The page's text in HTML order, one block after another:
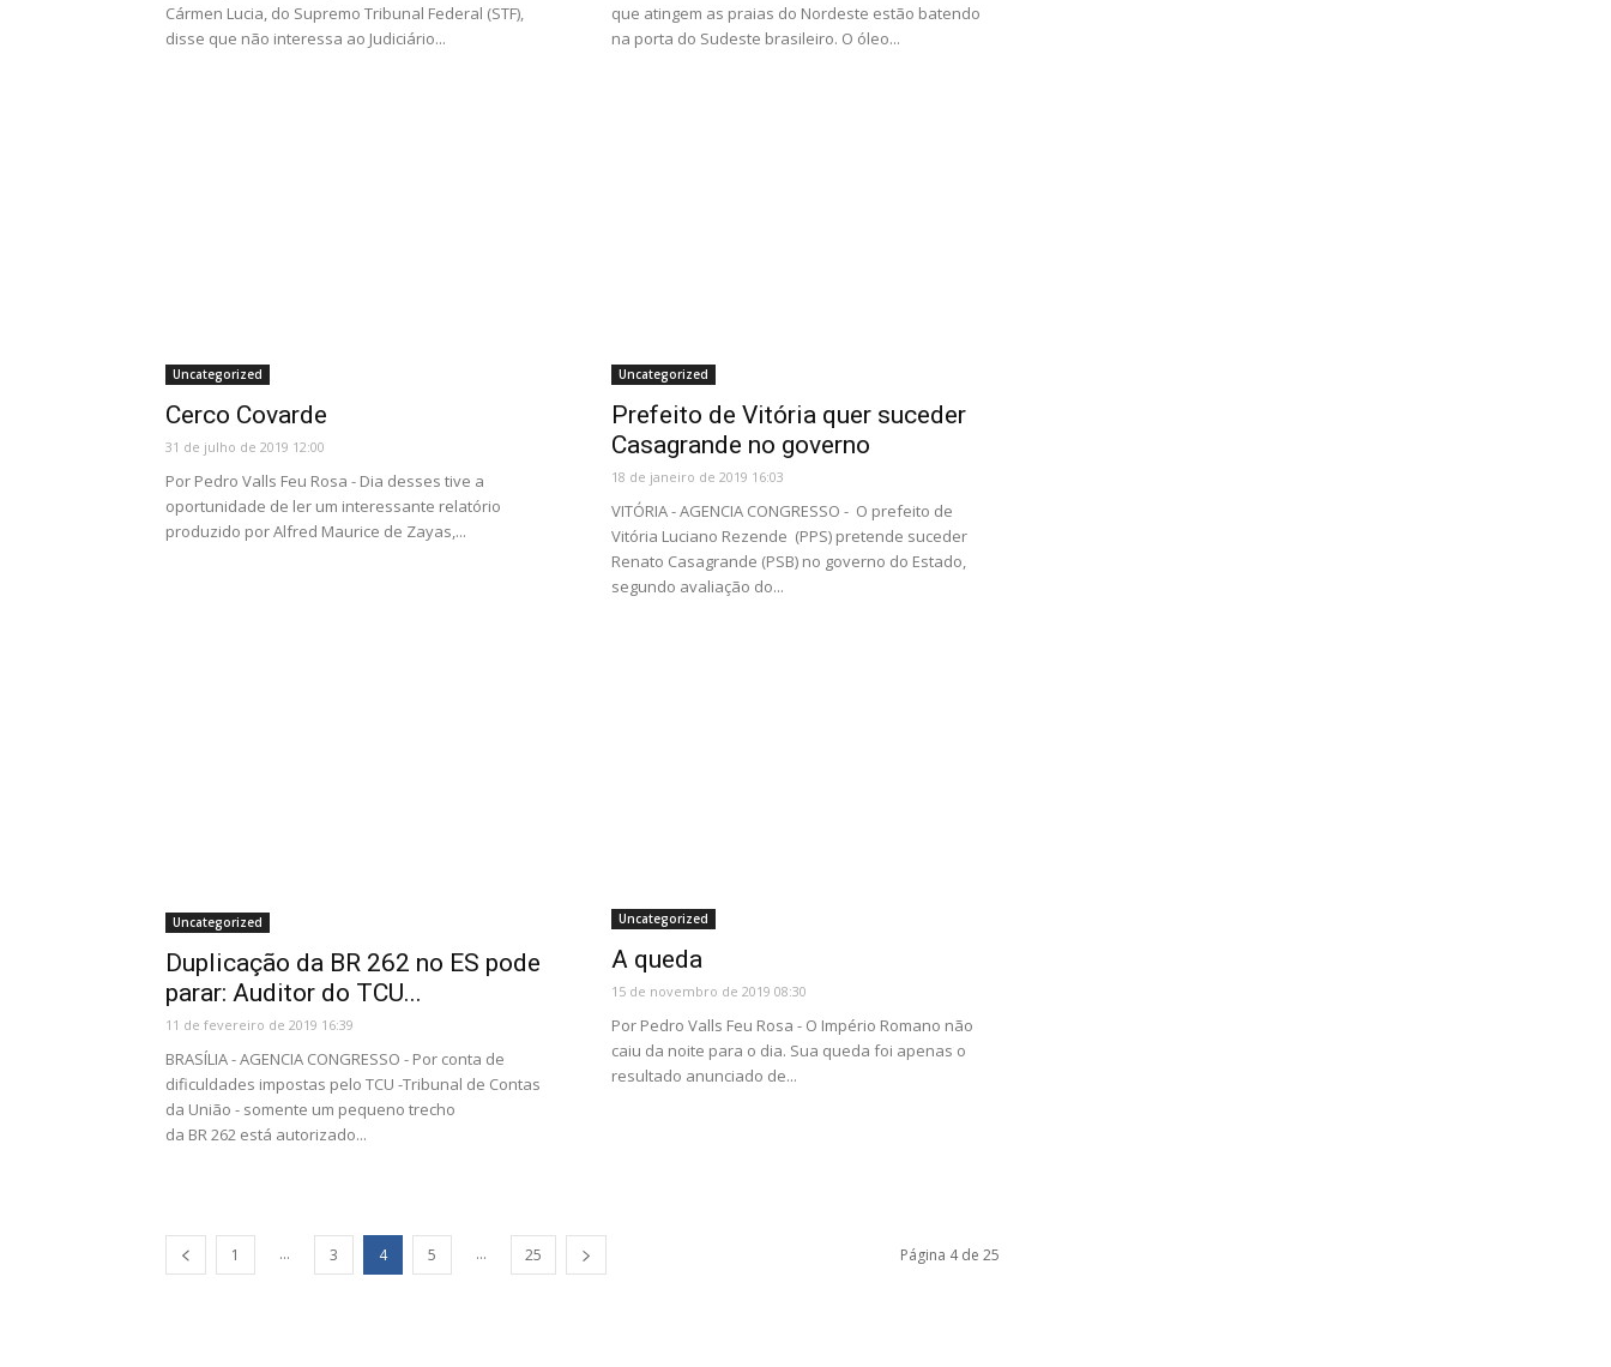
Cármen Lucia, do Supremo Tribunal Federal (STF),
disse que não interessa ao Judiciário...
que atingem as praias do Nordeste estão batendo
na porta do Sudeste brasileiro. O óleo...
Uncategorized
Cerco Covarde
31 de julho de 2019 12:00
Por Pedro Valls Feu Rosa - Dia desses tive a
oportunidade de ler um interessante relatório
produzido por Alfred Maurice de Zayas,...
Uncategorized
Prefeito de Vitória quer suceder
Casagrande no governo
18 de janeiro de 2019 16:03
VITÓRIA - AGENCIA CONGRESSO - O prefeito de
Vitória Luciano Rezende (PPS) pretende suceder
Renato Casagrande (PSB) no governo do Estado,
segundo avaliação do...
Uncategorized
Duplicação da BR 262 no ES pode
parar: Auditor do TCU...
11 de fevereiro de 2019 16:39
BRASÍLIA - AGENCIA CONGRESSO - Por conta de
dificuldades impostas pelo TCU -Tribunal de Contas
da União - somente um pequeno trecho
da BR 262 está autorizado...
Uncategorized
A queda
15 de novembro de 2019 08:30
Por Pedro Valls Feu Rosa - O Império Romano não
caiu da noite para o dia. Sua queda foi apenas o
resultado anunciado de...
1 ... 3 4 5 ... 25 Página 4 de 25